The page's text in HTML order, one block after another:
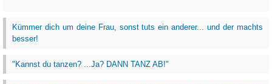
Kümmer dich um deine Frau, sonst tuts ein anderer... und der machts
besser!
"Kannst du tanzen? ...Ja? DANN TANZ AB!"